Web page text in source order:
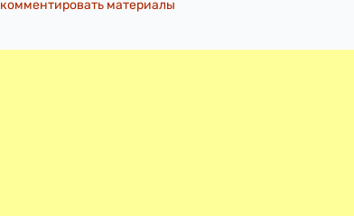
комментировать материалы